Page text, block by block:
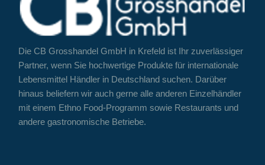
Die CB Grosshandel GmbH in Krefeld ist Ihr zuverlässiger
Partner, wenn Sie hochwertige Produkte für internationale
Lebensmittel Händler in Deutschland suchen. Darüber
hinaus beliefern wir auch gerne alle anderen Einzelhändler
mit einem Ethno Food-Programm sowie Restaurants und
andere gastronomische Betriebe.